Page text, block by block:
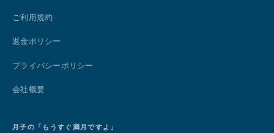
ご利用規約
返金ポリシー
プライバシーポリシー
会社概要
月子の「もうすぐ満月ですよ」